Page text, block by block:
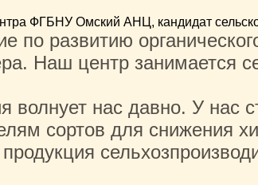
ФГБНУ Омский АНЦ, кандидат
по развитию
Наш центр занимается
волнует нас давно. У нас
сортов для снижения